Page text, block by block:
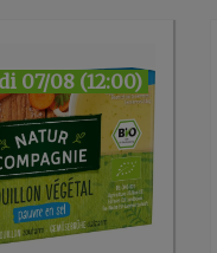
07/08 (12:00)